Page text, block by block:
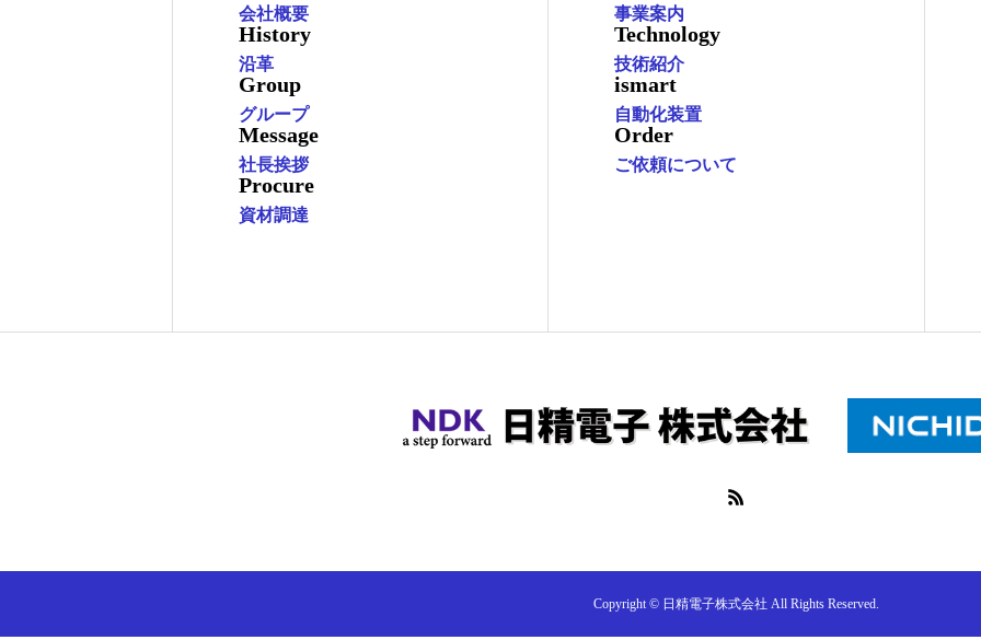
会社概要
History
沿革
Group
グループ
Message
社長挨拶
Procure
資材調達
事業案内
Technology
技術紹介
ismart
自動化装置
Order
ご依頼について
Copyright © 日精電子株式会社 All Rights Reserved.